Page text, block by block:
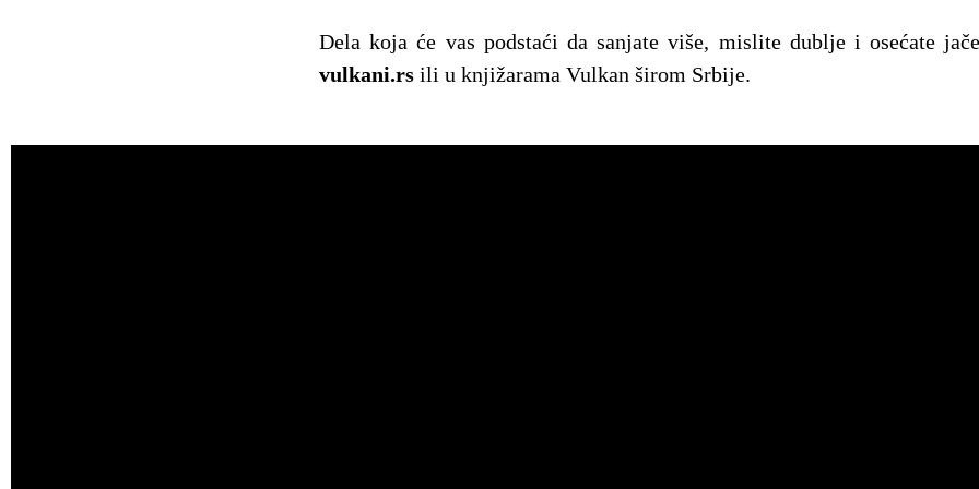
Dela koja će vas podstaći da sanjate više, mislite dublje i osećate
vulkani.rs ili u knjižarama Vulkan širom Srbije.